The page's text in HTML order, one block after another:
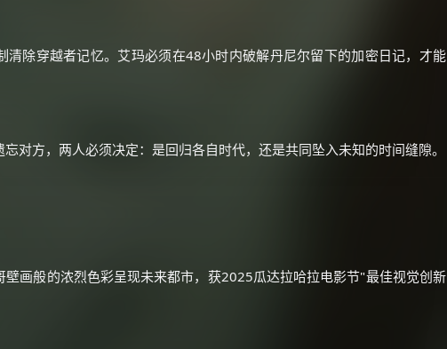
清除穿越者记忆。艾玛必须在48小时内破解丹尼尔留下的加密日记，才能
对方，两人必须决定：是回归各自时代，还是共同坠入未知的时间缝隙。
画般的浓烈色彩呈现未来都市，获2025瓜达拉哈拉电影节"最佳视觉创新
☕
价格有浮动，请直接搜索查最低价！